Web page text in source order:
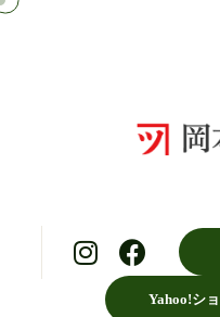
Yahoo!シ